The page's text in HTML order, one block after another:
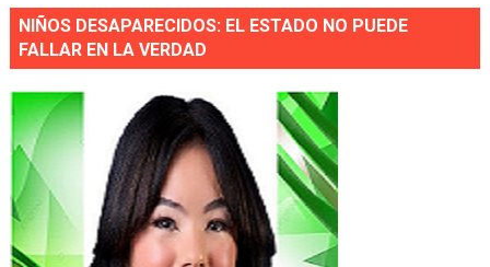
NIÑOS DESAPARECIDOS: EL ESTADO NO PUEDE
FALLAR EN LA VERDAD